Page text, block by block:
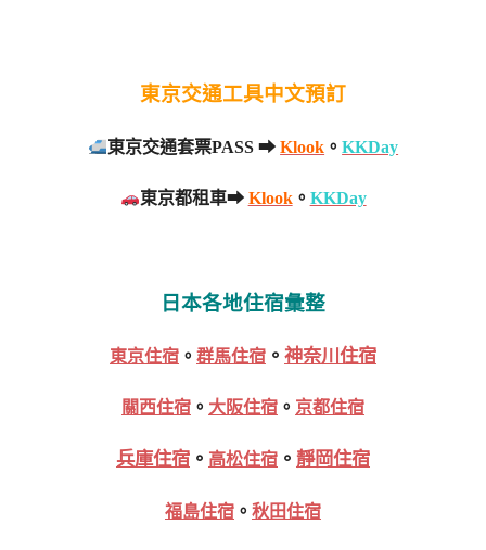
東京交通工具中文預訂
東京交通套票PASS ➡Klook 。KKDay
東京都租車➡ Klook。 KKDay
日本各地住宿彙整
東京住宿 。 群馬住宿 。 神奈川住宿
關西住宿 。 大阪住宿 。 京都住宿
兵庫住宿 。 高松住宿 。 靜岡住宿
福島住宿 。 秋田住宿